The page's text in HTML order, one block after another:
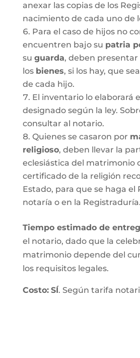
anexar las copias de los
nacimiento de cada uno de
Para el caso de hijos no
encuentren bajo su patria
su guarda, deben
los bienes, si los hay, que
de cada hijo.
El inventario lo elaborará
designado según la ley.
consultar al notario.
Quienes se casaron por
religioso, deben llevar la
eclesiástica del matrimonio
certificado de la religión
Estado, para que se haga el
notaría o en la Registraduría.
Tiempo estimado de
el notario, dado que la
matrimonio depende del
los requisitos legales.
Costo: SÍ. Según tarifa